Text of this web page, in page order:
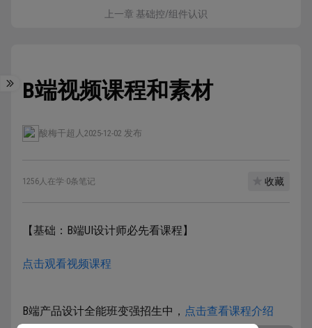
上一章 基础控/组件认识
B端视频课程和素材
酸梅干超人 2025-12-02 发布
1256人在学·0条笔记 收藏
【基础：B端UI设计师必先看课程】
点击观看视频课程
B端产品设计全能班变强招生中， 点击查看课程介绍